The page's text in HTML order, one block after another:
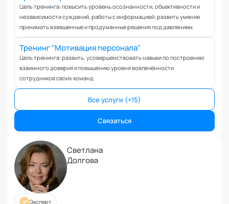
Возрастные кризисы
Воспитание
Долголетие и качество жизни
Дыхательные практики
Зависимости
Защита от манипуляций
Иммунитет
Карьерная стратегия
Когнитивные способности
Командное лидерство
Коммуникационная стратегия
Коммуникация в команде
Цель тренинга: повысить уровень осознанности, объективности и
независимости суждений, работы с информацией; развить умение
принимать взвешенные и продуманные решения под давлением
Тренинг "Мотивация персонала"
Цель тренинга: развить, усовершенствовать навыки по построению
взаимного доверия и повышению уровня вовлечённости
сотрудников своих команд.
Все услуги (+15)
Связаться
Светлана
Долгова
Эксперт